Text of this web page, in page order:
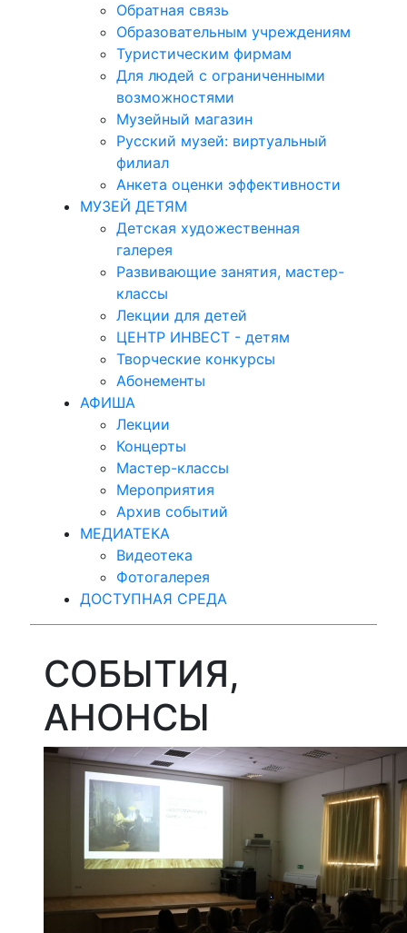
Обратная связь
Образовательным учреждениям
Туристическим фирмам
Для людей с ограниченными
возможностями
Музейный магазин
Русский музей: виртуальный
филиал
Анкета оценки эффективности
МУЗЕЙ ДЕТЯМ
Детская художественная
галерея
Развивающие занятия, мастер-
классы
Лекции для детей
ЦЕНТР ИНВЕСТ - детям
Творческие конкурсы
Абонементы
АФИША
Лекции
Концерты
Мастер-классы
Мероприятия
Архив событий
МЕДИАТЕКА
Видеотека
Фотогалерея
ДОСТУПНАЯ СРЕДА
СОБЫТИЯ,
АНОНСЫ